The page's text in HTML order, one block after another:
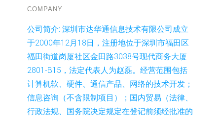
COMPANY
公司简介: 深圳市达华通信息技术有限公司成立
于2000年12月18日，注册地位于深圳市福田区
福田街道岗厦社区金田路3038号现代商务大厦
2801-B15，法定代表人为赵磊。经营范围包括
计算机软、硬件、通信产品、网络的技术开发；
信息咨询（不含限制项目）；国内贸易（法律、
行政法规、国务院决定规定在登记前须经批准的